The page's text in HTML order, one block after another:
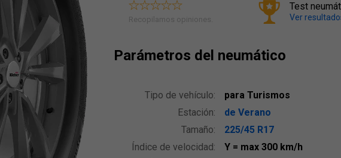
Recopilamos opiniones.
Test
Ver
Parámetros del neumático
Tipo de vehículo:
para Turismos
Estación:
de Verano
Tamaño:
225/45 R17
Índice de velocidad:
Y = max 300 km/h